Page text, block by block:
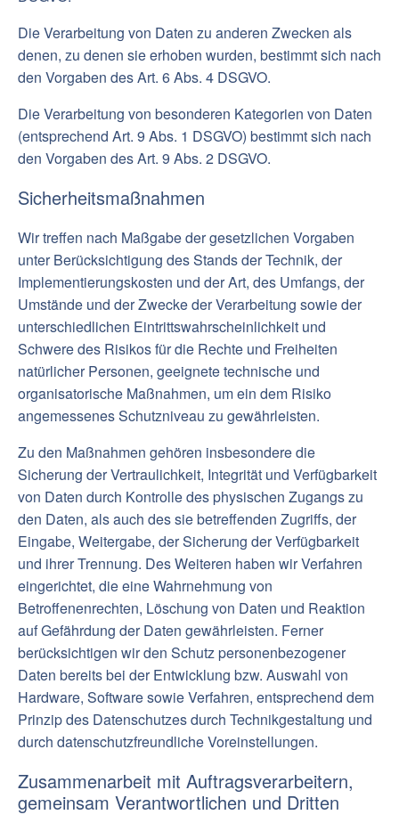
Die Verarbeitung von Daten zu anderen Zwecken als
denen, zu denen sie erhoben wurden, bestimmt sich nach
den Vorgaben des Art. 6 Abs. 4 DSGVO.
Die Verarbeitung von besonderen Kategorien von Daten
(entsprechend Art. 9 Abs. 1 DSGVO) bestimmt sich nach
den Vorgaben des Art. 9 Abs. 2 DSGVO.
Sicherheitsmaßnahmen
Wir treffen nach Maßgabe der gesetzlichen Vorgaben
unter Berücksichtigung des Stands der Technik, der
Implementierungskosten und der Art, des Umfangs, der
Umstände und der Zwecke der Verarbeitung sowie der
unterschiedlichen Eintrittswahrscheinlichkeit und
Schwere des Risikos für die Rechte und Freiheiten
natürlicher Personen, geeignete technische und
organisatorische Maßnahmen, um ein dem Risiko
angemessenes Schutzniveau zu gewährleisten.
Zu den Maßnahmen gehören insbesondere die
Sicherung der Vertraulichkeit, Integrität und Verfügbarkeit
von Daten durch Kontrolle des physischen Zugangs zu
den Daten, als auch des sie betreffenden Zugriffs, der
Eingabe, Weitergabe, der Sicherung der Verfügbarkeit
und ihrer Trennung. Des Weiteren haben wir Verfahren
eingerichtet, die eine Wahrnehmung von
Betroffenenrechten, Löschung von Daten und Reaktion
auf Gefährdung der Daten gewährleisten. Ferner
berücksichtigen wir den Schutz personenbezogener
Daten bereits bei der Entwicklung bzw. Auswahl von
Hardware, Software sowie Verfahren, entsprechend dem
Prinzip des Datenschutzes durch Technikgestaltung und
durch datenschutzfreundliche Voreinstellungen.
Zusammenarbeit mit Auftragsverarbeitern,
gemeinsam Verantwortlichen und Dritten